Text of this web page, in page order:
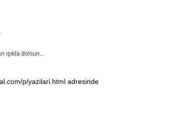
ışıkla dolsun...
p/yazilari.html adresinde